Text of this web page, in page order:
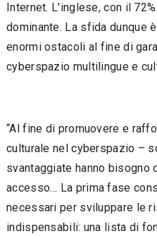
Internet. L'inglese, con il
dominante. La sfida dunque
enormi ostacoli al fine di
cyberspazio multilingue e
“Al fine di promuovere e
culturale nel cyberspazio –
svantaggiate hanno bisogno
accesso… La prima fase
necessari per sviluppare le
indispensabili: una lista di